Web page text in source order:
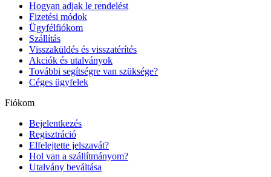
Hogyan adjak le rendelést
Fizetési módok
Ügyfélfiókom
Szállítás
Visszaküldés és visszatérítés
Akciók és utalványok
További segítségre van szüksége?
Céges ügyfelek
Fiókom
Bejelentkezés
Regisztráció
Elfelejtette jelszavát?
Hol van a szállítmányom?
Utalvány beváltása